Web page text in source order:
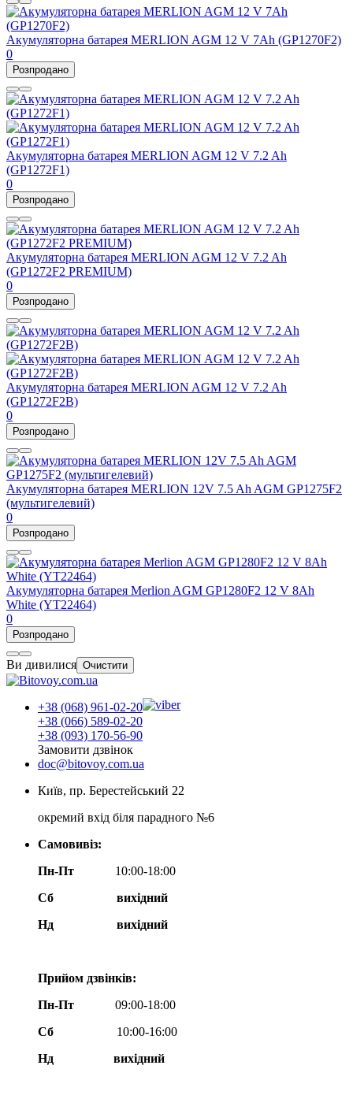
Акумуляторна батарея MERLION AGM 12 V 7Ah (GP1270F2)
0
Розпродано
Акумуляторна батарея MERLION AGM 12 V 7.2 Ah
(GP1272F1)
0
Розпродано
Акумуляторна батарея MERLION AGM 12 V 7.2 Ah
(GP1272F2 PREMIUM)
0
Розпродано
Акумуляторна батарея MERLION AGM 12 V 7.2 Ah
(GP1272F2B)
0
Розпродано
Акумуляторна батарея MERLION 12V 7.5 Ah AGM GP1275F2
(мультигелевий)
0
Розпродано
Акумуляторна батарея Merlion AGM GP1280F2 12 V 8Ah
White (YT22464)
0
Розпродано
Ви дивилися Очистити
+38 (068) 961-02-20
+38 (066) 589-02-20
+38 (093) 170-56-90
Замовити дзвінок
doc@bitovoy.com.ua
Київ, пр. Берестейський 22
окремий вхід біля парадного №6
Самовивіз:
Пн-Пт
10:00-18:00
Сб
вихідний
Нд
вихідний
Прийом дзвінків:
Пн-Пт
09:00-18:00
Сб
10:00-16:00
Нд вихідний